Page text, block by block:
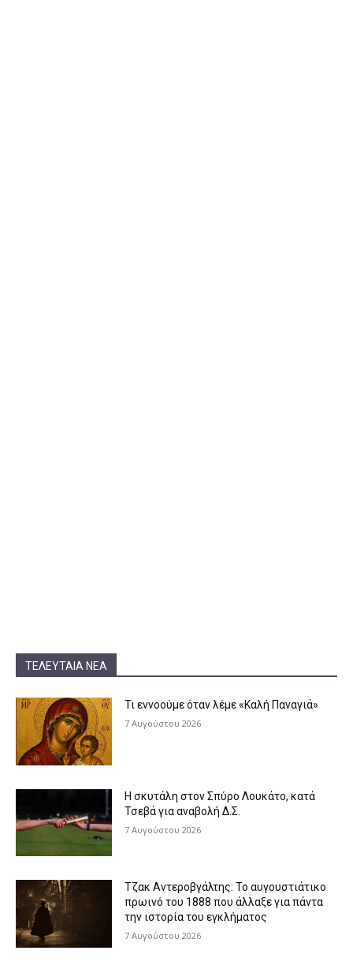
ΤΕΛΕΥΤΑΊΑ ΝΈΑ
Τι εννοούμε όταν λέμε «Καλή Παναγιά»
7 Αυγούστου 2026
Η σκυτάλη στον Σπύρο Λουκάτο, κατά
Τσεβά για αναβολή Δ.Σ.
7 Αυγούστου 2026
Τζακ Αντεροβγάλτης: To αυγουστιάτικο
πρωινό του 1888 που άλλαξε για πάντα
την ιστορία του εγκλήματος
7 Αυγούστου 2026